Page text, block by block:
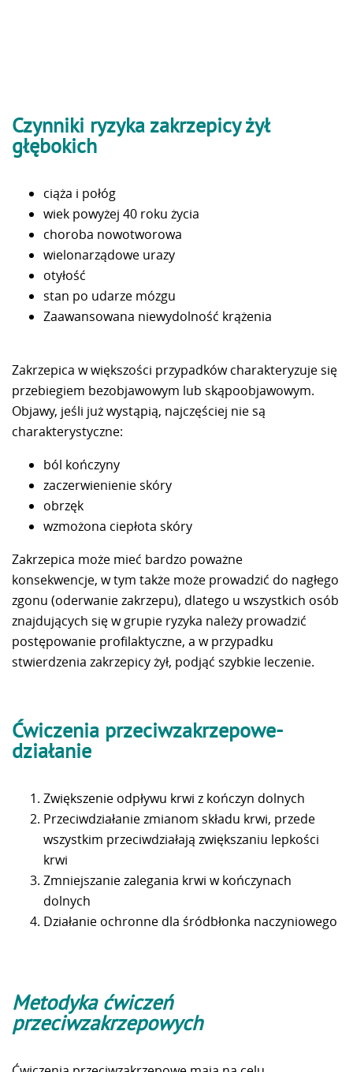
Czynniki ryzyka zakrzepicy żył
głębokich
ciąża i połóg
wiek powyżej 40 roku życia
choroba nowotworowa
wielonarządowe urazy
otyłość
stan po udarze mózgu
Zaawansowana niewydolność krążenia
Zakrzepica w większości przypadków charakteryzuje się
przebiegiem bezobjawowym lub skąpoobjawowym.
Objawy, jeśli już wystąpią, najczęściej nie są
charakterystyczne:
ból kończyny
zaczerwienienie skóry
obrzęk
wzmożona ciepłota skóry
Zakrzepica może mieć bardzo poważne
konsekwencje, w tym także może prowadzić do nagłego
zgonu (oderwanie zakrzepu), dlatego u wszystkich osób
znajdujących się w grupie ryzyka należy prowadzić
postępowanie profilaktyczne, a w przypadku
stwierdzenia zakrzepicy żył, podjąć szybkie leczenie.
Ćwiczenia przeciwzakrzepowe-
działanie
Zwiększenie odpływu krwi z kończyn dolnych
Przeciwdziałanie zmianom składu krwi, przede
wszystkim przeciwdziałają zwiększaniu lepkości
krwi
Zmniejszanie zalegania krwi w kończynach
dolnych
Działanie ochronne dla śródbłonka naczyniowego
Metodyka ćwiczeń
przeciwzakrzepowych